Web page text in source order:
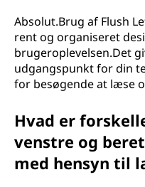
Absolut.Brug af Flush
rent og organiseret
brugeroplevelsen.Det
udgangspunkt for din
for besøgende at læse
Hvad er
venstre og
med hensyn til